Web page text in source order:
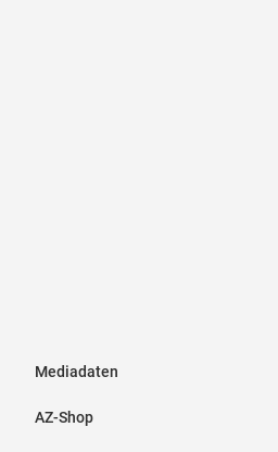
Mediadaten
AZ-Shop